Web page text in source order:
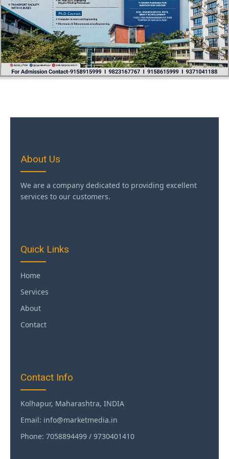
About Us
We are a company dedicated to providing excellent
services to our customers.
Quick Links
Home
Services
About
Contact
Contact Info
Kolhapur, Maharashtra, INDIA
Email: info@marketmedia.in
Phone: 7058894499 / 9730401410